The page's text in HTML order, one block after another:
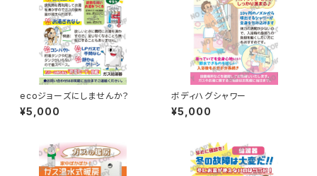
ecoジョーズにしませんか？
¥5,000
ボディハグシャワー
¥5,000